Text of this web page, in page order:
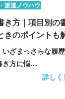
派遣ノウハウ
き方｜項目別の
きのポイントも
ざまっさらな履
き方に悩…
詳しく